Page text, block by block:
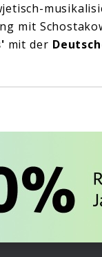
mit
mit der